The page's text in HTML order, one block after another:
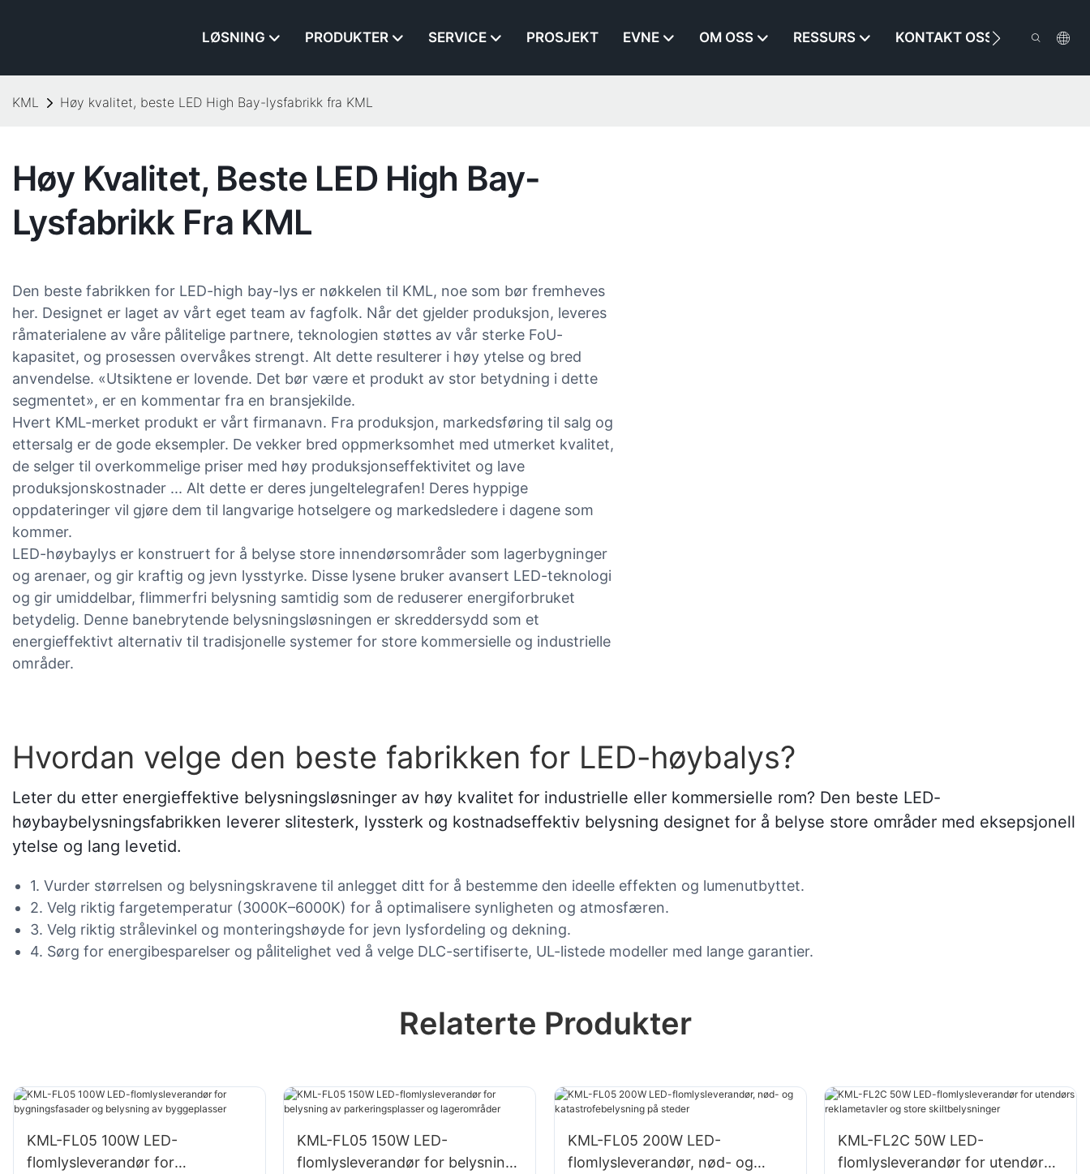
LØSNING PRODUKTER SERVICE PROSJEKT EVNE OM OSS RESSURS KONTAKT OSS
KML Høy kvalitet, beste LED High Bay-lysfabrikk fra KML
Høy Kvalitet, Beste LED High Bay-
Lysfabrikk Fra KML
Den beste fabrikken for LED-high bay-lys er nøkkelen til KML, noe som bør fremheves
her. Designet er laget av vårt eget team av fagfolk. Når det gjelder produksjon, leveres
råmaterialene av våre pålitelige partnere, teknologien støttes av vår sterke FoU-
kapasitet, og prosessen overvåkes strengt. Alt dette resulterer i høy ytelse og bred
anvendelse. «Utsiktene er lovende. Det bør være et produkt av stor betydning i dette
segmentet», er en kommentar fra en bransjekilde.
Hvert KML-merket produkt er vårt firmanavn. Fra produksjon, markedsføring til salg og
ettersalg er de gode eksempler. De vekker bred oppmerksomhet med utmerket kvalitet,
de selger til overkommelige priser med høy produksjonseffektivitet og lave
produksjonskostnader ... Alt dette er deres jungeltelegrafen! Deres hyppige
oppdateringer vil gjøre dem til langvarige hotselgere og markedsledere i dagene som
kommer.
LED-høybaylys er konstruert for å belyse store innendørsområder som lagerbygninger
og arenaer, og gir kraftig og jevn lysstyrke. Disse lysene bruker avansert LED-teknologi
og gir umiddelbar, flimmerfri belysning samtidig som de reduserer energiforbruket
betydelig. Denne banebrytende belysningsløsningen er skreddersydd som et
energieffektivt alternativ til tradisjonelle systemer for store kommersielle og industrielle
områder.
Hvordan velge den beste fabrikken for LED-høybalys?
Leter du etter energieffektive belysningsløsninger av høy kvalitet for industrielle eller kommersielle rom? Den beste LED-
høybaybelysningsfabrikken leverer slitesterk, lyssterk og kostnadseffektiv belysning designet for å belyse store områder med eksepsjonell
ytelse og lang levetid.
1. Vurder størrelsen og belysningskravene til anlegget ditt for å bestemme den ideelle effekten og lumenutbyttet.
2. Velg riktig fargetemperatur (3000K–6000K) for å optimalisere synligheten og atmosfæren.
3. Velg riktig strålevinkel og monteringshøyde for jevn lysfordeling og dekning.
4. Sørg for energibesparelser og pålitelighet ved å velge DLC-sertifiserte, UL-listede modeller med lange garantier.
Relaterte Produkter
KML-FL05 100W LED-
flomlysleverandør for
KML-FL05 150W LED-
flomlysleverandør for belysning
KML-FL05 200W LED-
flomlysleverandør, nød- og
KML-FL2C 50W LED-
flomlysleverandør for utendørs